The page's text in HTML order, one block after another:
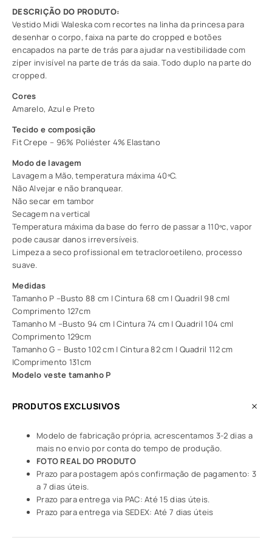
Vestido Midi Waleska com recortes na linha da princesa para
desenhar o corpo, faixa na parte do cropped e botões
encapados na parte de trás para ajudar na vestibilidade com
zíper invisível na parte de trás da saia. Todo duplo na parte do
cropped.
Cores
Amarelo, Azul e Preto
Tecido e composição
Fit Crepe – 96% Poliéster 4% Elastano
Modo de lavagem
Lavagem a Mão, temperatura máxima 40ºC.
Não Alvejar e não branquear.
Não secar em tambor
Secagem na vertical
Temperatura máxima da base do ferro de passar a 110ºc, vapor
pode causar danos irreversíveis.
Limpeza a seco profissional em tetracloroetileno, processo
suave.
Medidas
Tamanho P –Busto 88 cm | Cintura 68 cm | Quadril 98 cm|
Comprimento 127cm
Tamanho M –Busto 94 cm | Cintura 74 cm | Quadril 104 cm|
Comprimento 129cm
Tamanho G – Busto 102 cm | Cintura 82 cm | Quadril 112 cm
|Comprimento 131cm
Modelo veste tamanho P
PRODUTOS EXCLUSIVOS
Modelo de fabricação própria, acrescentamos 3-2 dias a
mais no envio por conta do tempo de produção.
FOTO REAL DO PRODUTO
Prazo para postagem após confirmação de pagamento: 3
a 7 dias úteis.
Prazo para entrega via PAC: Até 15 dias úteis.
Prazo para entrega via SEDEX: Até 7 dias úteis